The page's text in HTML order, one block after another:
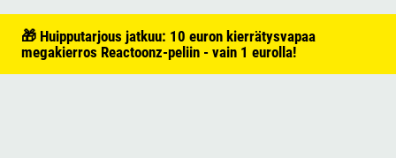
🎁 Huipputarjous jatkuu: 10 euron kierrätysvapaa
megakierros Reactoonz-peliin - vain 1 eurolla!